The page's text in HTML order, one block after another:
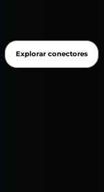
Explorar conectores